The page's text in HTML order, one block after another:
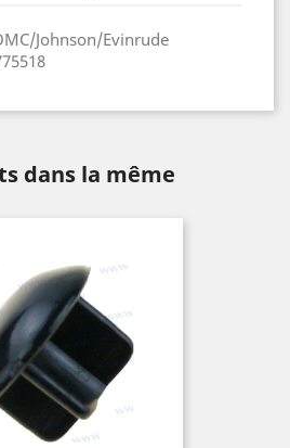
Johnson/Evinrude
dans la même